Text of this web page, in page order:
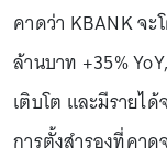
คาดว่า KBANK จ
ล้านบาท +35%
เติบโต และมีรายได้
การตั้งสำรองที่คาด